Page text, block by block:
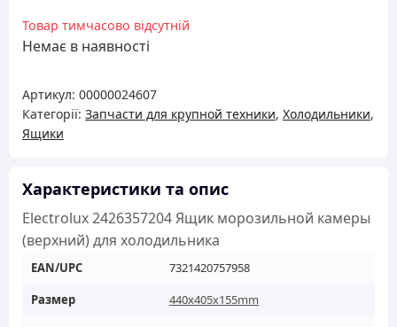
Товар тимчасово відсутній
Немає в наявності
Артикул: 00000024607
Категорії: Запчасти для крупной техники, Холодильники,
Ящики
Характеристики та опис
Electrolux 2426357204 Ящик морозильной камеры
(верхний) для холодильника
EAN/UPC
7321420757958
Размер
440x405x155mm